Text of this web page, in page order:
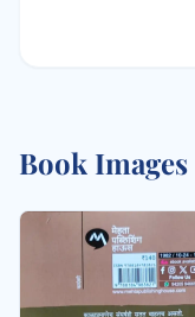
Book Images